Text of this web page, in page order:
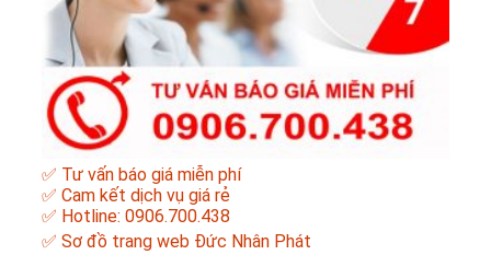
✅ Tư vấn báo giá miễn phí
✅ Cam kết dịch vụ giá rẻ
✅ Hotline: 0906.700.438
✅ Sơ đồ trang web Đức Nhân Phát